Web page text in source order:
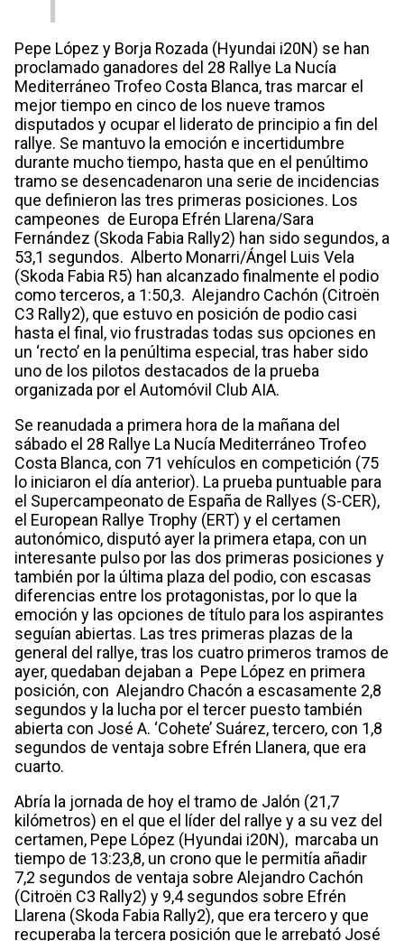
Pepe López y Borja Rozada (Hyundai i20N) se han
proclamado ganadores del 28 Rallye La Nucía
Mediterráneo Trofeo Costa Blanca, tras marcar el
mejor tiempo en cinco de los nueve tramos
disputados y ocupar el liderato de principio a fin del
rallye. Se mantuvo la emoción e incertidumbre
durante mucho tiempo, hasta que en el penúltimo
tramo se desencadenaron una serie de incidencias
que definieron las tres primeras posiciones. Los
campeones de Europa Efrén Llarena/Sara
Fernández (Skoda Fabia Rally2) han sido segundos, a
53,1 segundos. Alberto Monarri/Ángel Luis Vela
(Skoda Fabia R5) han alcanzado finalmente el podio
como terceros, a 1:50,3. Alejandro Cachón (Citroën
C3 Rally2), que estuvo en posición de podio casi
hasta el final, vio frustradas todas sus opciones en
un ‘recto’ en la penúltima especial, tras haber sido
uno de los pilotos destacados de la prueba
organizada por el Automóvil Club AIA.
Se reanudada a primera hora de la mañana del
sábado el 28 Rallye La Nucía Mediterráneo Trofeo
Costa Blanca, con 71 vehículos en competición (75
lo iniciaron el día anterior). La prueba puntuable para
el Supercampeonato de España de Rallyes (S-CER),
el European Rallye Trophy (ERT) y el certamen
autonómico, disputó ayer la primera etapa, con un
interesante pulso por las dos primeras posiciones y
también por la última plaza del podio, con escasas
diferencias entre los protagonistas, por lo que la
emoción y las opciones de título para los aspirantes
seguían abiertas. Las tres primeras plazas de la
general del rallye, tras los cuatro primeros tramos de
ayer, quedaban dejaban a Pepe López en primera
posición, con Alejandro Chacón a escasamente 2,8
segundos y la lucha por el tercer puesto también
abierta con José A. ‘Cohete’ Suárez, tercero, con 1,8
segundos de ventaja sobre Efrén Llanera, que era
cuarto.
Abría la jornada de hoy el tramo de Jalón (21,7
kilómetros) en el que el líder del rallye y a su vez del
certamen, Pepe López (Hyundai i20N), marcaba un
tiempo de 13:23,8, un crono que le permitía añadir
7,2 segundos de ventaja sobre Alejandro Cachón
(Citroën C3 Rally2) y 9,4 segundos sobre Efrén
Llarena (Skoda Fabia Rally2), que era tercero y que
recuperaba la tercera posición que le arrebató José